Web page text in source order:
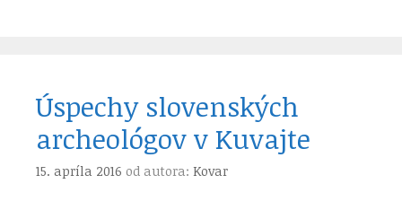
Úspechy slovenských
archeológov v Kuvajte
15. apríla 2016 od autora: Kovar